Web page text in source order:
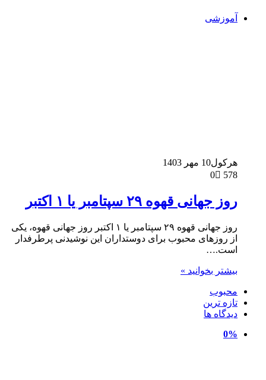
آموزشی
هرکول10 مهر 1403
0
578
روز جهانی قهوه ۲۹ سپتامبر یا ۱ اکتبر
روز جهانی قهوه ۲۹ سپتامبر یا ۱ اکتبر روز جهانی قهوه، یکی
از روزهای محبوب برای دوستداران این نوشیدنی پرطرفدار
است.…
بیشتر بخوانید »
محبوب
تازه ترین
دیدگاه ها
0%